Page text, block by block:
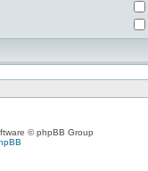
© phpBB Group